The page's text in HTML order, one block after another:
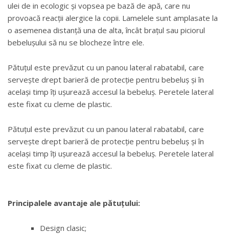
ulei de in ecologic și vopsea pe bază de apă, care nu
provoacă reacții alergice la copii. Lamelele sunt amplasate la
o asemenea distanță una de alta, încât brațul sau piciorul
bebelușului să nu se blocheze între ele.
Pătuțul este prevăzut cu un panou lateral rabatabil, care
servește drept barieră de protecție pentru bebeluș și în
același timp îți ușurează accesul la bebeluș. Peretele lateral
este fixat cu cleme de plastic.
Pătuțul este prevăzut cu un panou lateral rabatabil, care
servește drept barieră de protecție pentru bebeluș și în
același timp îți ușurează accesul la bebeluș. Peretele lateral
este fixat cu cleme de plastic.
Principalele avantaje ale pătuțului:
Design clasic;